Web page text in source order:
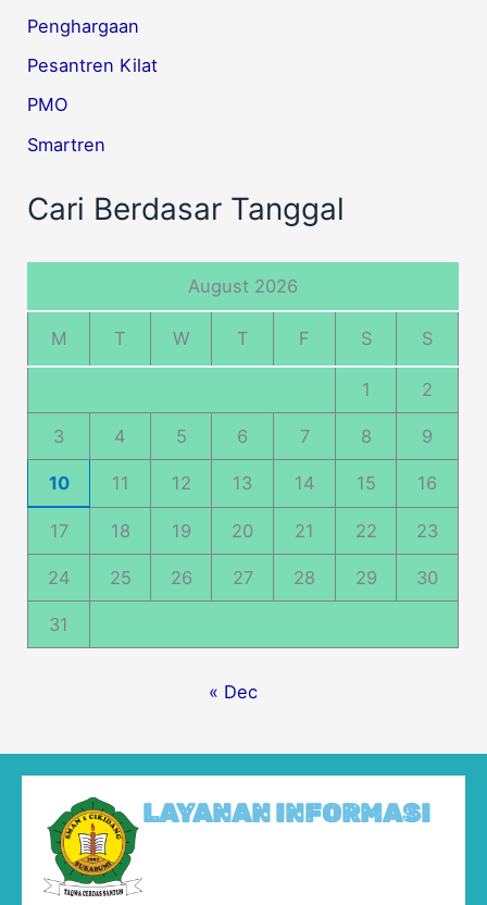
Penghargaan
Pesantren Kilat
PMO
Smartren
Cari Berdasar Tanggal
August 2026
M T W T F S S
1 2
3 4 5 6 7 8 9
10 11 12 13 14 15 16
17 18 19 20 21 22 23
24 25 26 27 28 29 30
31
« Dec
LAYANAN INFORMASI